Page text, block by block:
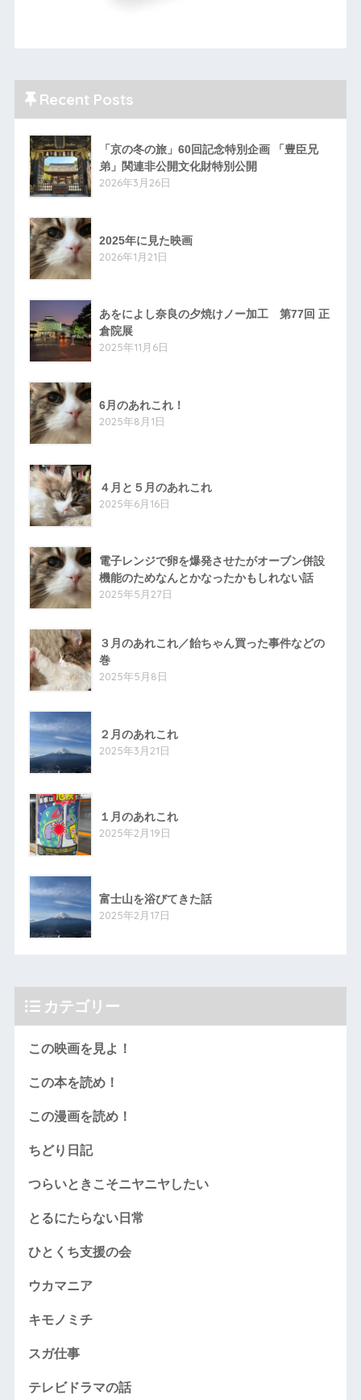
Recent Posts
「京の冬の旅」60回記念特別企画 「豊臣兄
弟」関連非公開文化財特別公開
2026年3月26日
2025年に見た映画
2026年1月21日
あをによし奈良の夕焼けノー加工 第77回 正
倉院展
2025年11月6日
6月のあれこれ！
2025年8月1日
４月と５月のあれこれ
2025年6月16日
電子レンジで卵を爆発させたがオーブン併設
機能のためなんとかなったかもしれない話
2025年5月27日
３月のあれこれ／飴ちゃん買った事件などの
巻
2025年5月8日
２月のあれこれ
2025年3月21日
１月のあれこれ
2025年2月19日
富士山を浴びてきた話
2025年2月17日
カテゴリー
この映画を見よ！
この本を読め！
この漫画を読め！
ちどり日記
つらいときこそニヤニヤしたい
とるにたらない日常
ひとくち支援の会
ウカマニア
キモノミチ
スガ仕事
テレビドラマの話